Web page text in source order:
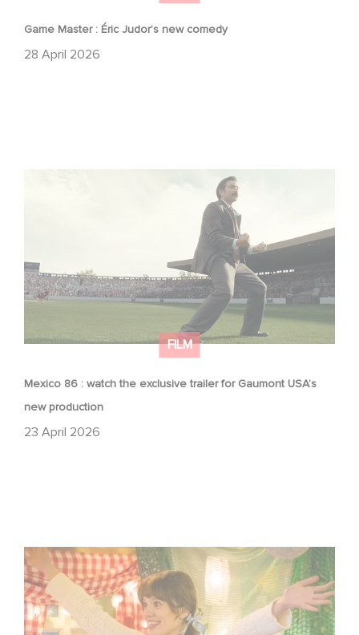
Game Master : Éric Judor’s new comedy
28 April 2026
FILM
Mexico 86 : watch the exclusive trailer for Gaumont USA’s
new production
23 April 2026
Mexico 86 : watch the exclusive trailer for Gaumont
Aimee Lou Wood shines in Film Club: